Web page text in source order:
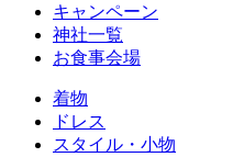
キャンペーン
神社一覧
お食事会場
着物
ドレス
スタイル・小物